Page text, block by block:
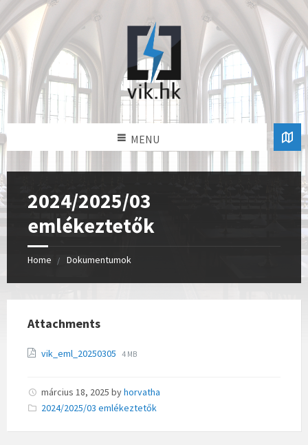
MENU
2024/2025/03
emlékeztetők
Home Dokumentumok
Attachments
vik_eml_20250305 4 MB
március 18, 2025 byhorvatha
Categories:
2024/2025/03 emlékeztetők